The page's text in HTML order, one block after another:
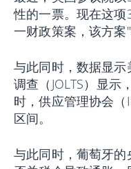
性的一票。现在这
一财政策案，该方案
与此同时，数据显
调查（JOLTS）显
时，供应管理协会
区间。
与此同时，葡萄牙的